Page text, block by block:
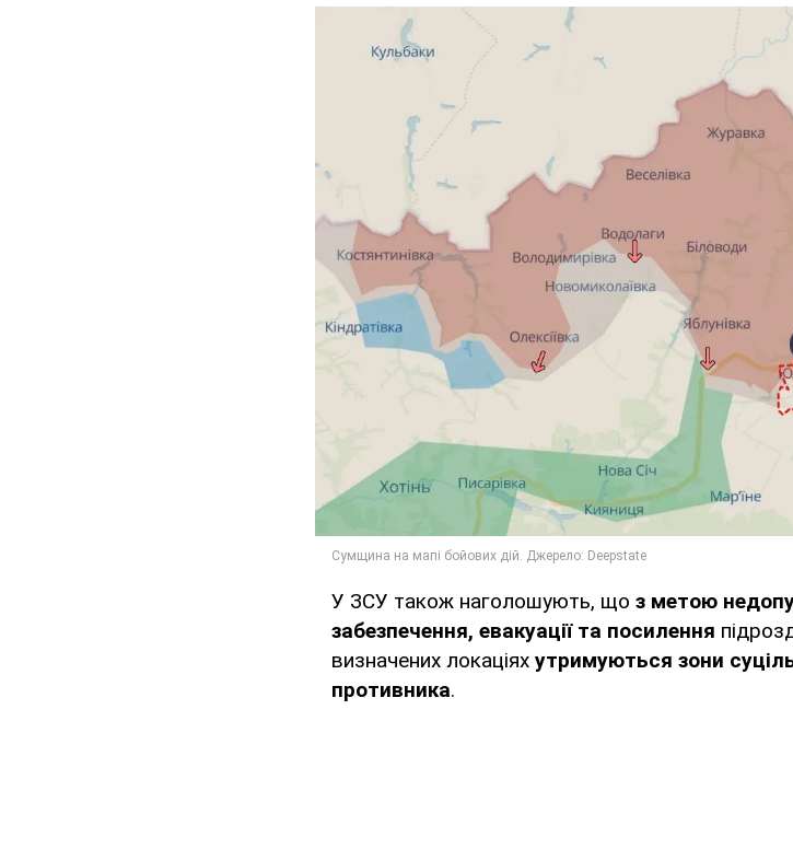
У ЗСУ також наголошують, що з метою
забезпечення, евакуації та посилення
визначених локаціях утримуються зони
противника.